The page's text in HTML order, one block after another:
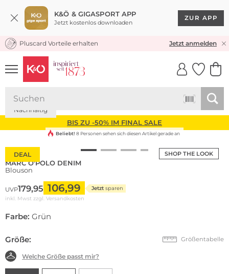
K&Ö & GIGASPORT APP
Jetzt kostenlos downloaden
ZUR APP
KOSTENLOSER VERSAND* & RÜCKVERSAND
Pluscard Vorteile erhalten Jetzt anmelden
UNSERE APP
CLICK &
BIS ZU -50% IM FINAL SALE
SHOP THE LOOK
DEAL
Nachhaltig
Beliebt! 8 Personen sehen sich diesen Artikel gerade an
MARC O'POLO DENIM
Blouson
UVP179,95 106,99 Jetzt sparen
inkl. Mwst zzgl. Versandkosten
Farbe: Grün
Größe: Größentabelle
Welche Größe passt mir?